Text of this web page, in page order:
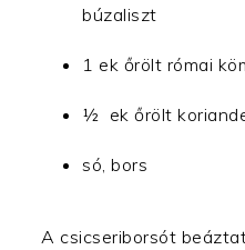
búzaliszt
1 ek őrölt római
½ ek őrölt
só, bors
A csicseriborsót